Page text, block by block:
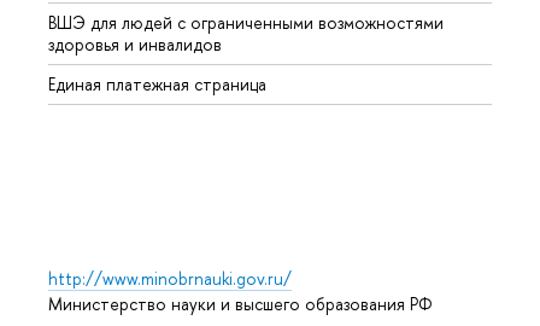
ВШЭ для людей с ограниченными возможностями
здоровья и инвалидов
Единая платежная страница
http://www.minobrnauki.gov.ru/
Министерство науки и высшего образования РФ